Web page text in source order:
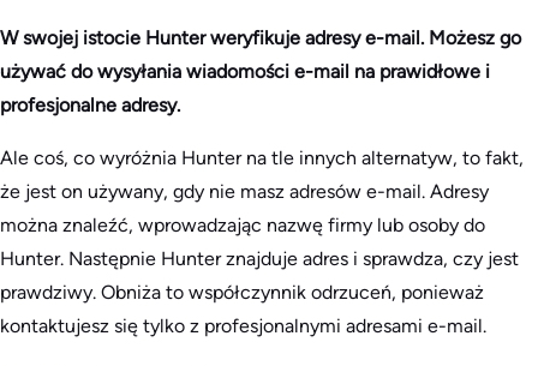
W swojej istocie Hunter weryfikuje adresy e-mail. Możesz go
używać do wysyłania wiadomości e-mail na prawidłowe i
profesjonalne adresy.
Ale coś, co wyróżnia Hunter na tle innych alternatyw, to fakt,
że jest on używany, gdy nie masz adresów e-mail. Adresy
można znaleźć, wprowadzając nazwę firmy lub osoby do
Hunter. Następnie Hunter znajduje adres i sprawdza, czy jest
prawdziwy. Obniża to współczynnik odrzuceń, ponieważ
kontaktujesz się tylko z profesjonalnymi adresami e-mail.